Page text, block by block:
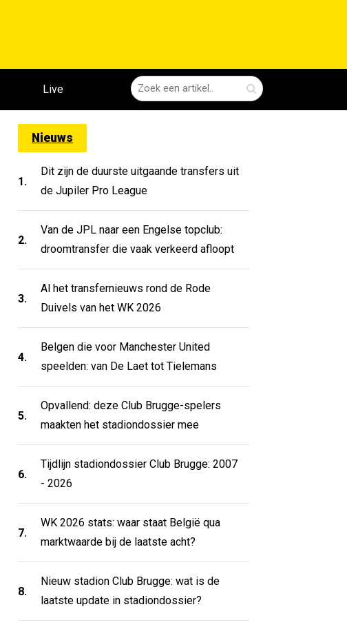
Live
Nieuws
1.
Dit zijn de duurste uitgaande transfers uit
de Jupiler Pro League
2.
Van de JPL naar een Engelse topclub:
droomtransfer die vaak verkeerd afloopt
3.
Al het transfernieuws rond de Rode
Duivels van het WK 2026
4.
Belgen die voor Manchester United
speelden: van De Laet tot Tielemans
5.
Opvallend: deze Club Brugge-spelers
maakten het stadiondossier mee
6.
Tijdlijn stadiondossier Club Brugge: 2007
- 2026
7.
WK 2026 stats: waar staat België qua
marktwaarde bij de laatste acht?
8.
Nieuw stadion Club Brugge: wat is de
laatste update in stadiondossier?